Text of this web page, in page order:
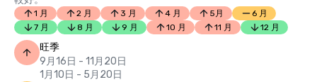
1 月 2 月 3 月 4 月 5月
6 月
7 月
8 月 9 月 10 月 11 月 12 月
旺季
9月16日 - 11月20日
1月10日 - 5月20日